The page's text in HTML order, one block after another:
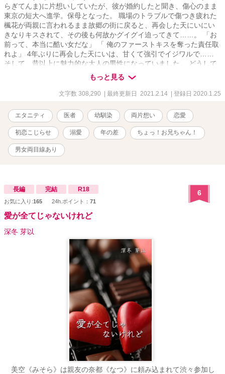
らぎてんま)に片想いしていたが、彼が婚約したと聞き、傷心のまま
東京の短大へ進学。保母となった。 職場のトラブルで傷つき疲れた
楓花が両親に言われるまま故郷の街に戻ると、再会した天にいにい
きなりキスされて、その後も何故かグイグイ迫ってきて……。 「お
前って、本当に酷い女だな」 「 俺のファーストキスを奪った責任取
れよ」 4年ぶりに再会した天にいは、甘くて強引でイジワルで……
そして、昔以上に魅力的な大人の男性になっていました。 どうして
キスをするの？ どうして私の身体に触れるの？ どうして…… そんな
に切ない瞳で私を見つめるの？ 月白楓花(つきしろふうか) 22歳 保母
さんから引きこもり、 そして実家の喫茶店手伝いに。 柊天馬(ひい
これは恋心をこじらせた2人の、 初恋やり直しストーリー。 ＊2020
／3／20 本編完結済み。不定期で番外編追加中です。 ＊幼馴染なの
で過去の回想シーンが多目です。 ＊表紙のイラストは可愛らしいで
すが、第22話からガッツリR18展開がありますので御注意くださ
い。 イラストはミカスケ様です。
もっと見る
文字数 308,290 | 最終更新日 2021.2.14 | 登録日 2020.1.25
エタニティ 医者 幼馴染 両片想い 恋愛
初恋こじらせ 溺愛 年の差 ちょっ！お兄ちゃん！
男女両目線あり
長編 完結 R18
お気に入り:165 24h.ポイント： 71
6
愛が全てじゃないけれど
深冬 芽以
美空《みそら》は親友の奈都《なつ》に頼み込まれて渋々参加し